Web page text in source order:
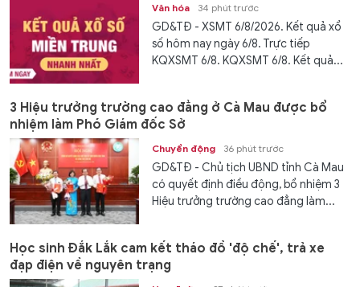
Văn hóa 34 phút trước
GD&TĐ - XSMT 6/8/2026. Kết quả xổ
số hôm nay ngày 6/8. Trực tiếp
KQXSMT 6/8. KQXSMT 6/8. Kết quả...
3 Hiệu trưởng trường cao đẳng ở Cà Mau được bổ
nhiệm làm Phó Giám đốc Sở
Chuyển động 36 phút trước
GD&TĐ - Chủ tịch UBND tỉnh Cà Mau
có quyết định điều động, bổ nhiệm 3
Hiệu trưởng trường cao đẳng làm...
Học sinh Đắk Lắk cam kết tháo đồ 'độ chế', trả xe
đạp điện về nguyên trạng